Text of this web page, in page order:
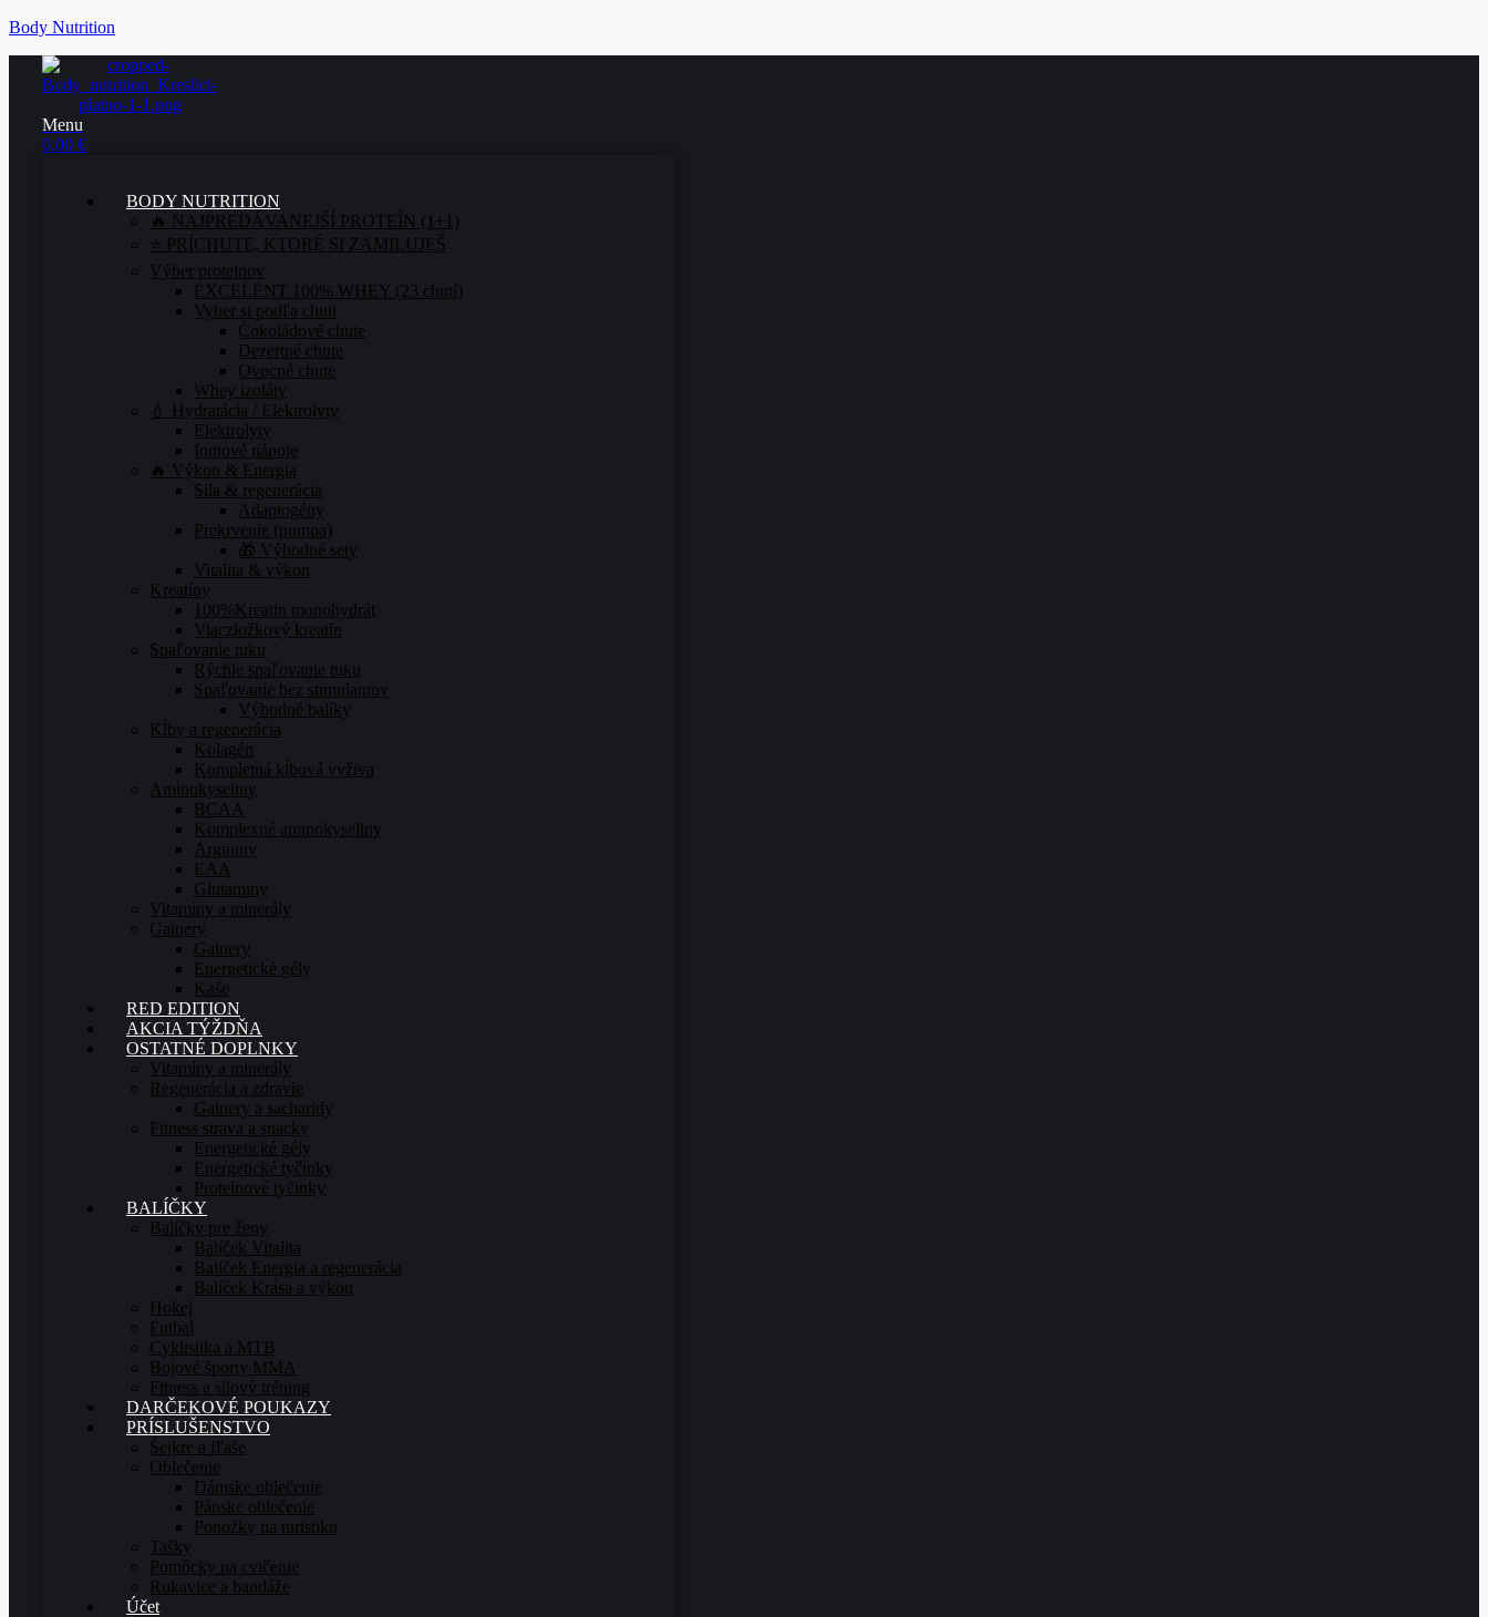
Body Nutrition
Menu
0,00 €
BODY NUTRITION
🔥 NAJPREDÁVANEJŠÍ PROTEÍN (1+1)
⭐ PRÍCHUTE, KTORÉ SI ZAMILUJEŠ
Výber proteinov
EXCELENT 100% WHEY (23 chutí)
Vyber si podľa chuti
Čokoládové chute
Dezertné chute
Ovocné chute
Whey izoláty
💧 Hydratácia / Elektrolyty
Elektrolyty
Iontové nápoje
🔥 Výkon & Energia
Sila & regenerácia
Adaptogény
Prekrvenie (pumpa)
🎁 Výhodné sety
Vitalita & výkon
Kreatíny
100%Kreatin monohydrát
Viaczložkový kreatín
Spaľovanie tuku
Rýchle spaľovanie tuku
Spaľovanie bez stimulantov
Výhodné balíky
Kĺby a regenerácia
Kolagén
Kompletná kĺbová vyživa
Aminokyseliny
BCAA
Komplexné aminokyseliny
Argininy
EAA
Glutaminy
Vitamíny a minerály
Gainery
Gainery
Energetické gély
Kaše
RED EDITION
AKCIA TÝŽDŇA
OSTATNÉ DOPLNKY
Vitamíny a minerály
Regenerácia a zdravie
Gainery a sacharidy
Fitness strava a snacky
Energetické gély
Energetické tyčinky
Proteínové tyčinky
BALÍČKY
Balíčky pre ženy
Balíček Vitalita
Balíček Energia a regenerácia
Balíček Krása a výkon
Hokej
Futbal
Cyklistika a MTB
Bojové športy MMA
Fitness a silový tréning
DARČEKOVÉ POUKAZY
PRÍSLUŠENSTVO
Šejkre a fľaše
Oblečenie
Dámske oblečenie
Pánske oblečenie
Ponožky na turistiku
Tašky
Pomôcky na cvičenie
Rukavice a bandáže
Účet